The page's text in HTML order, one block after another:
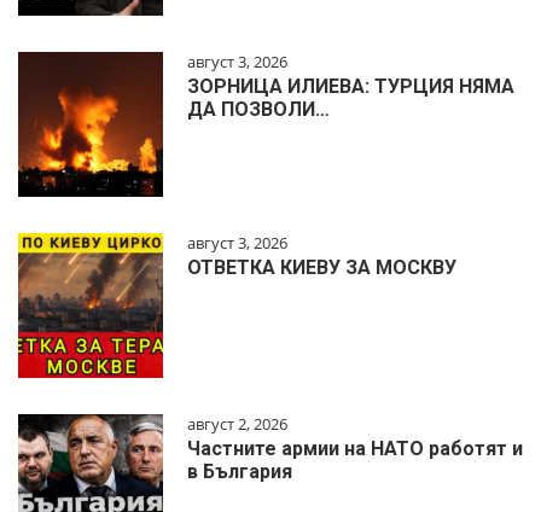
август 3, 2026
ЗОРНИЦА ИЛИЕВА: ТУРЦИЯ НЯМА
ДА ПОЗВОЛИ…
август 3, 2026
ОТВЕТКА КИЕВУ ЗА МОСКВУ
август 2, 2026
Частните армии на НАТО работят и
в България